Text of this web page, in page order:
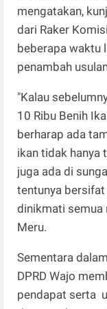
mengatakan,
dari Raker
beberapa waktu
penambah
"Kalau
10 Ribu Benih
berharap ada
ikan tidak hanya
juga ada di
tentunya
dinikmati semua
Meru.
Sementara
DPRD Wajo
pendapat serta